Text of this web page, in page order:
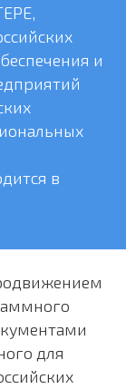
и
в
для